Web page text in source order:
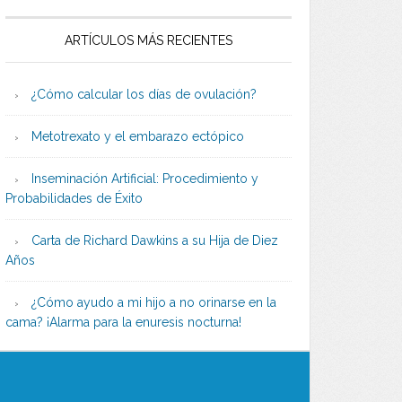
ARTÍCULOS MÁS RECIENTES
¿Cómo calcular los días de ovulación?
Metotrexato y el embarazo ectópico
Inseminación Artificial: Procedimiento y
Probabilidades de Éxito
Carta de Richard Dawkins a su Hija de Diez
Años
¿Cómo ayudo a mi hijo a no orinarse en la
cama? ¡Alarma para la enuresis nocturna!